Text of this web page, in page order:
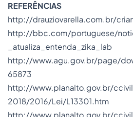
REFERÊNCIAS
http://drauziovarella.com.br/
http://bbc.com/portuguese/
_atualiza_entenda_zika_lab
http://www.agu.gov.br/page/
65873
http://www.planalto.gov.br/
2018/2016/Lei/L13301.htm
http://www.planalto.gov.br/